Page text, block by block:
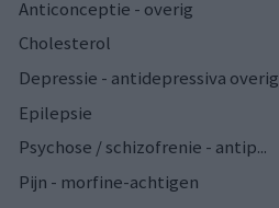
Anticonceptie - overig
Cholesterol
Depressie - antidepressiva overig
Epilepsie
Psychose / schizofrenie - antip...
Pijn - morfine-achtigen